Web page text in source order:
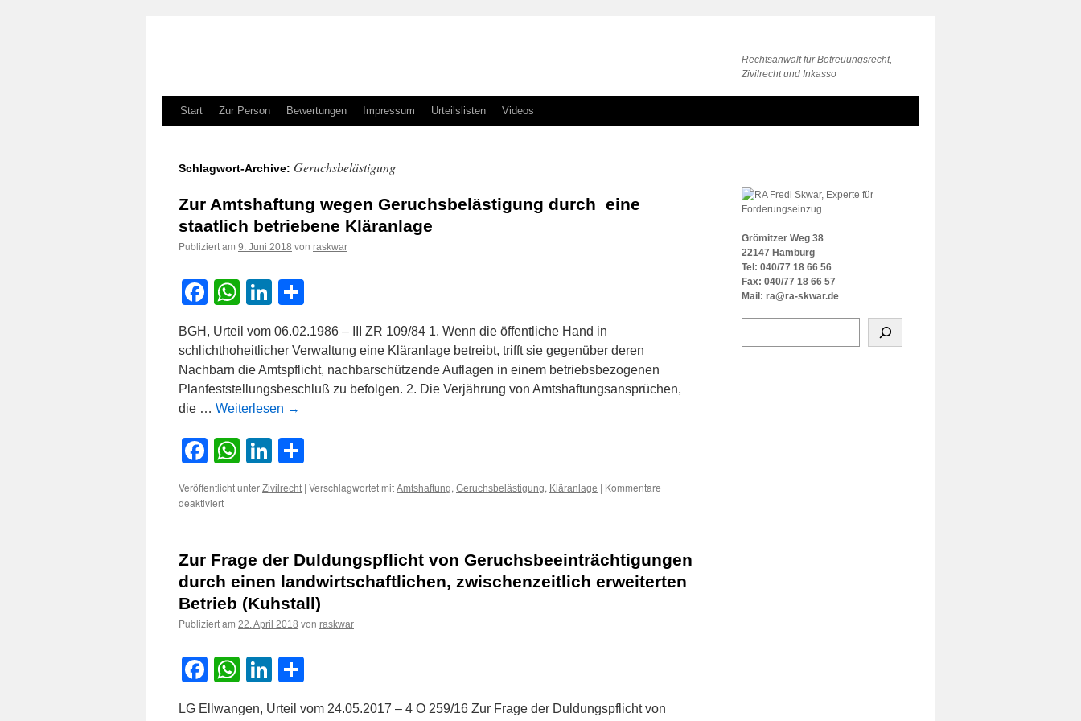
Rechtsanwalt für Betreuungsrecht,
Zivilrecht und Inkasso
Zum
springen
Start Zur Person Bewertungen Impressum Urteilslisten Videos
Schlagwort-Archive: Geruchsbelästigung
Zur Amtshaftung wegen Geruchsbelästigung durch eine
staatlich betriebene Kläranlage
Publiziert am 9. Juni 2018 von raskwar
Facebook
WhatsApp
LinkedIn
BGH, Urteil vom 06.02.1986 – III ZR 109/84 1. Wenn die öffentliche Hand in
schlichthoheitlicher Verwaltung eine Kläranlage betreibt, trifft sie gegenüber deren
Nachbarn die Amtspflicht, nachbarschützende Auflagen in einem betriebsbezogenen
Planfeststellungsbeschluß zu befolgen. 2. Die Verjährung von Amtshaftungsansprüchen,
die … Weiterlesen →
Facebook
WhatsApp
LinkedIn
Veröffentlicht unter Zivilrecht | Verschlagwortet mit Amtshaftung, Geruchsbelästigung, Kläranlage | Kommentare
deaktiviertfür
Geruchsbelästigung
durch
eine
staatlich
betriebene
Kläranlage
Zur Frage der Duldungspflicht von Geruchsbeeinträchtigungen
durch einen landwirtschaftlichen, zwischenzeitlich erweiterten
Betrieb (Kuhstall)
Publiziert am 22. April 2018 von raskwar
Facebook
WhatsApp
LinkedIn
LG Ellwangen, Urteil vom 24.05.2017 – 4 O 259/16 Zur Frage der Duldungspflicht von
Grömitzer Weg 38
22147 Hamburg
Tel: 040/77 18 66 56
Fax: 040/77 18 66 57
Mail: ra@ra-skwar.de